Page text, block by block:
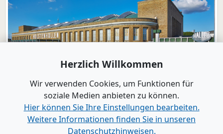
Herzlich Willkommen
Wir verwenden Cookies, um Funktionen für
soziale Medien anbieten zu können.
Hier können Sie Ihre Einstellungen bearbeiten.
Weitere Informationen finden Sie in unseren
Datenschutzhinweisen.